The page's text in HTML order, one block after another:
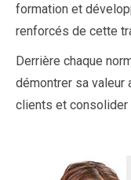
formation et
renforcés de cette
Derrière chaque
démontrer sa valeur
clients et consolider